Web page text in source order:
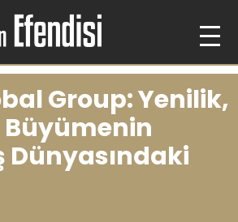
Group: Yenilik,
Büyümenin
Dünyasındaki